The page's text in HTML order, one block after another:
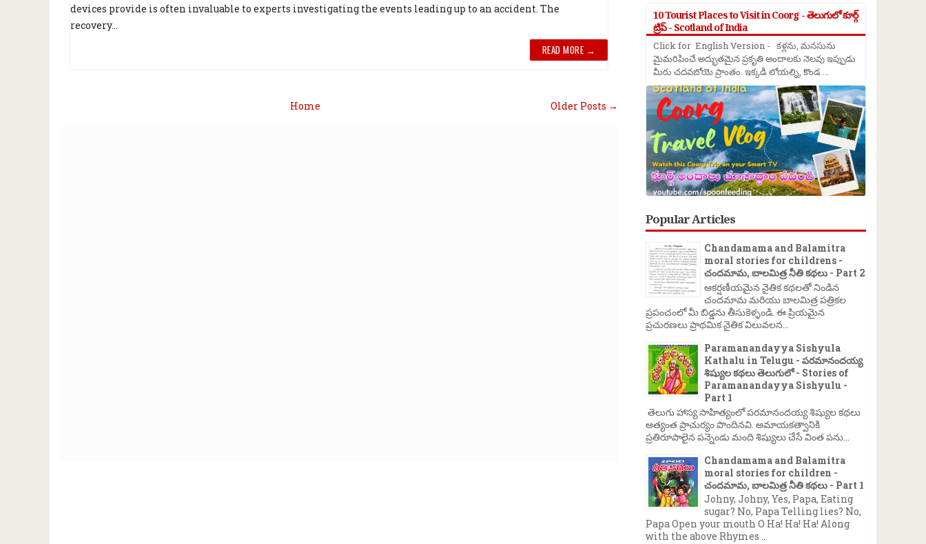
devices provide is often invaluable to experts investigating the events leading up to an accident. The
recovery...
READ MORE →
Older Posts →
Home
10 Tourist Places to Visit in Coorg - తెలుగులో కూర్గ్
ట్రిప్ - Scotland of India
Click for English Version - కళ్లను, మనసును
మైమరిపించే అద్భుతమైన ప్రకృతి అందాలకు నెలవు ఇప్పుడు
మీరు చదవబోయె ప్రాంతం. ఇక్కడి లోయల్ని, కొండ ...
Popular Articles
Chandamama and Balamitra
moral stories for childrens -
చందమామ, బాలమిత్ర నీతి కథలు - Part 2
ఆకర్షణీయమైన నైతిక కథలతో నిండిన
చందమామ మరియు బాలమిత్ర పత్రికల
ప్రపంచంలో మీ బిడ్డను తీసుకెళ్ళండి. ఈ ప్రియమైన
ప్రచురణలు ప్రాథమిక నైతిక విలువలన...
Paramanandayya Sishyula
Kathalu in Telugu - పరమానందయ్య
శిష్యుల కథలు తెలుగులో - Stories of
Paramanandayya Sishyulu -
Part 1
తెలుగు హాస్య సాహిత్యంలో పరమానందయ్య శిష్యుల కథలు
అత్యంత ప్రాచుర్యం పొందినవి. అమాయకత్వానికి
ప్రతిరూపాలైన పన్నెండు మంది శిష్యులు చేసే వింత పను...
Chandamama and Balamitra
moral stories for children -
చందమామ, బాలమిత్ర నీతి కథలు - Part 1
Johny, Johny, Yes, Papa, Eating
sugar? No, Papa Telling lies? No,
Papa Open your mouth O Ha! Ha! Ha! Along
with the above Rhymes ...